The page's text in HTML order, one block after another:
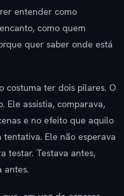
entender como
como quem
quer saber onde está
costuma ter dois pilares. O
Ele assistia, comparava,
e no efeito que aquilo
tentativa. Ele não esperava
testar. Testava antes,
antes.